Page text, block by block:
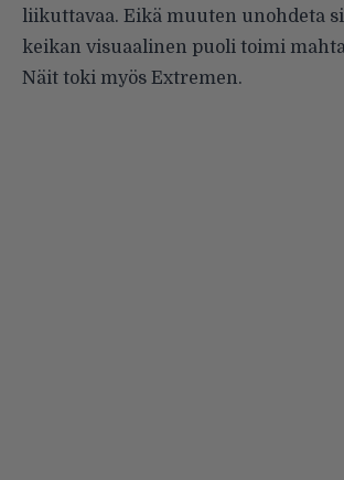
liikuttavaa. Eikä muuten unohdeta
keikan visuaalinen puoli toimi
Näit toki myös Extremen.